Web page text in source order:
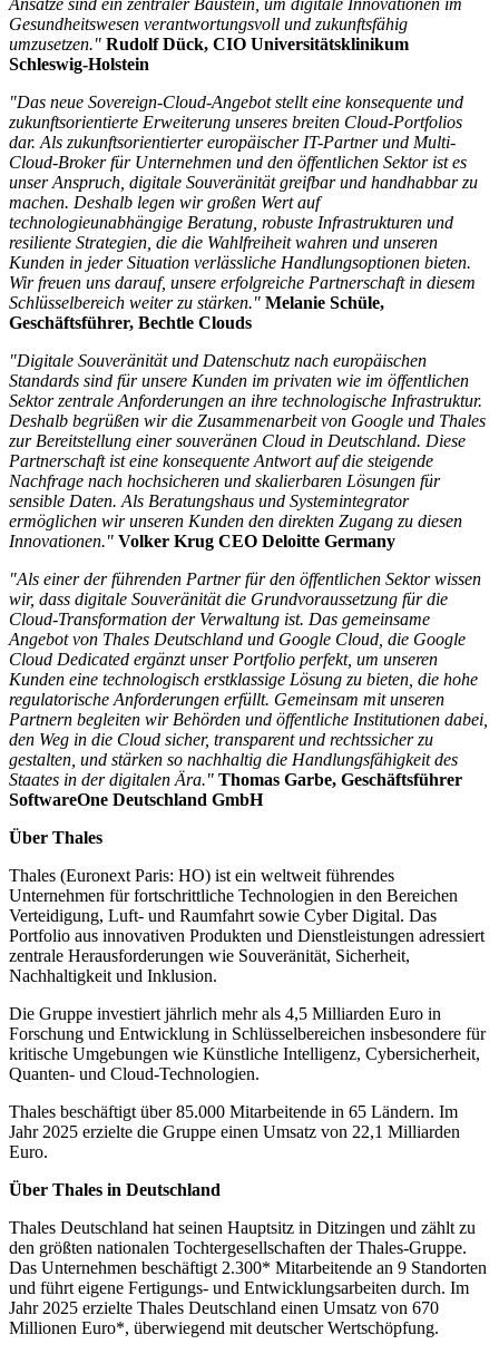
Gesundheitswesen verantwortungsvoll und zukunftsfähig
umzusetzen." Rudolf Dück, CIO Universitätsklinikum
Schleswig-Holstein
"Das neue Sovereign-Cloud-Angebot stellt eine konsequente und
zukunftsorientierte Erweiterung unseres breiten Cloud-Portfolios
dar. Als zukunftsorientierter europäischer IT-Partner und Multi-
Cloud-Broker für Unternehmen und den öffentlichen Sektor ist es
unser Anspruch, digitale Souveränität greifbar und handhabbar zu
machen. Deshalb legen wir großen Wert auf
technologieunabhängige Beratung, robuste Infrastrukturen und
resiliente Strategien, die die Wahlfreiheit wahren und unseren
Kunden in jeder Situation verlässliche Handlungsoptionen bieten.
Wir freuen uns darauf, unsere erfolgreiche Partnerschaft in diesem
Schlüsselbereich weiter zu stärken." Melanie Schüle,
Geschäftsführer, Bechtle Clouds
"Digitale Souveränität und Datenschutz nach europäischen
Standards sind für unsere Kunden im privaten wie im öffentlichen
Sektor zentrale Anforderungen an ihre technologische Infrastruktur.
Deshalb begrüßen wir die Zusammenarbeit von Google und Thales
zur Bereitstellung einer souveränen Cloud in Deutschland. Diese
Partnerschaft ist eine konsequente Antwort auf die steigende
Nachfrage nach hochsicheren und skalierbaren Lösungen für
sensible Daten. Als Beratungshaus und Systemintegrator
ermöglichen wir unseren Kunden den direkten Zugang zu diesen
Innovationen." Volker Krug CEO Deloitte Germany
"Als einer der führenden Partner für den öffentlichen Sektor wissen
wir, dass digitale Souveränität die Grundvoraussetzung für die
Cloud-Transformation der Verwaltung ist. Das gemeinsame
Angebot von Thales Deutschland und Google Cloud, die Google
Cloud Dedicated ergänzt unser Portfolio perfekt, um unseren
Kunden eine technologisch erstklassige Lösung zu bieten, die hohe
regulatorische Anforderungen erfüllt. Gemeinsam mit unseren
Partnern begleiten wir Behörden und öffentliche Institutionen dabei,
den Weg in die Cloud sicher, transparent und rechtssicher zu
gestalten, und stärken so nachhaltig die Handlungsfähigkeit des
Staates in der digitalen Ära." Thomas Garbe, Geschäftsführer
SoftwareOne Deutschland GmbH
Über Thales
Thales (Euronext Paris: HO) ist ein weltweit führendes
Unternehmen für fortschrittliche Technologien in den Bereichen
Verteidigung, Luft- und Raumfahrt sowie Cyber Digital. Das
Portfolio aus innovativen Produkten und Dienstleistungen adressiert
zentrale Herausforderungen wie Souveränität, Sicherheit,
Nachhaltigkeit und Inklusion.
Die Gruppe investiert jährlich mehr als 4,5 Milliarden Euro in
Forschung und Entwicklung in Schlüsselbereichen insbesondere für
kritische Umgebungen wie Künstliche Intelligenz, Cybersicherheit,
Quanten- und Cloud-Technologien.
Thales beschäftigt über 85.000 Mitarbeitende in 65 Ländern. Im
Jahr 2025 erzielte die Gruppe einen Umsatz von 22,1 Milliarden
Euro.
Über Thales in Deutschland
Thales Deutschland hat seinen Hauptsitz in Ditzingen und zählt zu
den größten nationalen Tochtergesellschaften der Thales-Gruppe.
Das Unternehmen beschäftigt 2.300* Mitarbeitende an 9 Standorten
und führt eigene Fertigungs- und Entwicklungsarbeiten durch. Im
Jahr 2025 erzielte Thales Deutschland einen Umsatz von 670
Millionen Euro*, überwiegend mit deutscher Wertschöpfung.